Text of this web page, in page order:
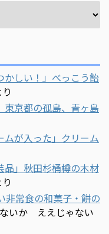
かしい！」べっこう飴
東京都の孤島、青ヶ島
が入った」クリーム
品」秋田杉桶樽の木材
非常食の和菓子・餅の
いか ええじゃない